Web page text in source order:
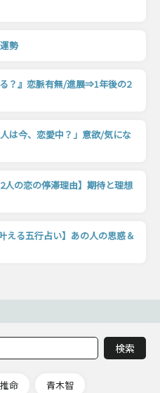
勢
る？』恋脈有無/進展⇒1年後の2
は今、恋愛中？」意欲/気にな
人の恋の停滞理由】期待と理想
える五行占い】あの人の思惑＆
命 青木智